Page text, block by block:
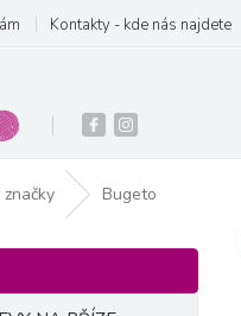
Kontakty - kde nás najdete
Bugeto